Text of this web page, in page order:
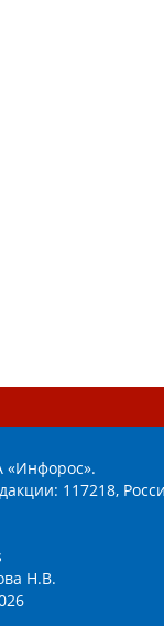
«Инфорос».
117218,
Н.В.